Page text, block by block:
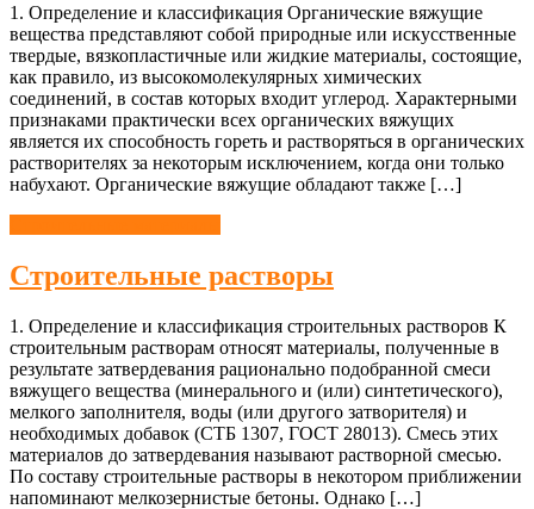
1. Определение и классификация Органические вяжущие
вещества представляют собой природные или искусственные
твердые, вязкопластичные или жидкие материалы, состоящие,
как правило, из высокомолекулярных химических
соединений, в состав которых входит углерод. Характерными
признаками практически всех органических вяжущих
является их способность гореть и растворяться в органических
растворителях за некоторым исключением, когда они только
набухают. Органические вяжущие обладают также […]
Строительные растворы
1. Определение и классификация строительных растворов К
строительным растворам относят материалы, полученные в
результате затвердевания рационально подобранной смеси
вяжущего вещества (минерального и (или) синтетического),
мелкого заполнителя, воды (или другого затворителя) и
необходимых добавок (СТБ 1307, ГОСТ 28013). Смесь этих
материалов до затвердевания называют растворной смесью.
По составу строительные растворы в некотором приближении
напоминают мелкозернистые бетоны. Однако […]